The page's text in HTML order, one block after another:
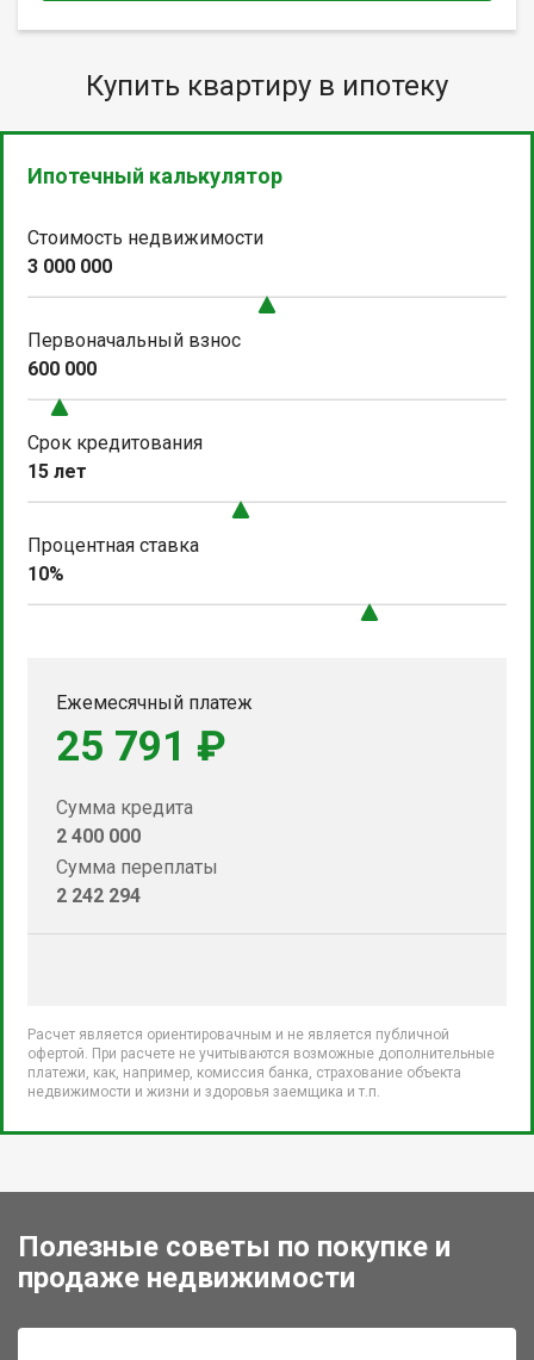
Купить квартиру в ипотеку
Ипотечный калькулятор
Стоимость недвижимости
3 000 000
Первоначальный взнос
600 000
Срок кредитования
15 лет
Процентная ставка
10%
Ежемесячный платеж
25 791 ₽
Сумма кредита
2 400 000
Сумма переплаты
2 242 294
Расчет является ориентировачным и не является публичной
офертой. При расчете не учитываются возможные дополнительные
платежи, как, например, комиссия банка, страхование объекта
недвижимости и жизни и здоровья заемщика и т.п.
Полезные советы по покупке и
продаже недвижимости